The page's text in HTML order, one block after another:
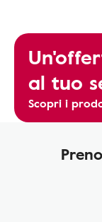
al tuo
Scopri i